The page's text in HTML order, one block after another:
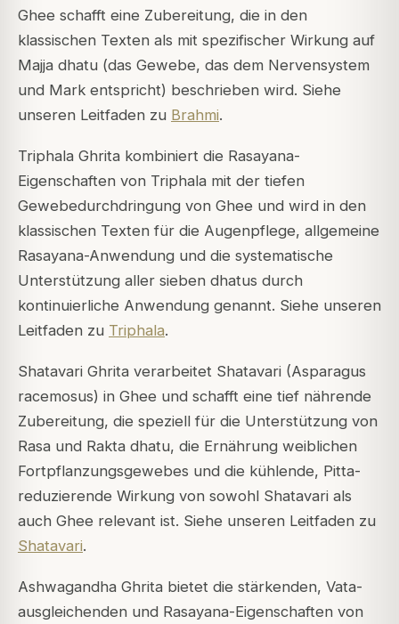
Ghee schafft eine Zubereitung, die in den
klassischen Texten als mit spezifischer Wirkung auf
Majja dhatu (das Gewebe, das dem Nervensystem
und Mark entspricht) beschrieben wird. Siehe
unseren Leitfaden zu Brahmi.
Triphala Ghrita kombiniert die Rasayana-
Eigenschaften von Triphala mit der tiefen
Gewebedurchdringung von Ghee und wird in den
klassischen Texten für die Augenpflege, allgemeine
Rasayana-Anwendung und die systematische
Unterstützung aller sieben dhatus durch
kontinuierliche Anwendung genannt. Siehe unseren
Leitfaden zu Triphala.
Shatavari Ghrita verarbeitet Shatavari (Asparagus
racemosus) in Ghee und schafft eine tief nährende
Zubereitung, die speziell für die Unterstützung von
Rasa und Rakta dhatu, die Ernährung weiblichen
Fortpflanzungsgewebes und die kühlende, Pitta-
reduzierende Wirkung von sowohl Shatavari als
auch Ghee relevant ist. Siehe unseren Leitfaden zu
Shatavari.
Ashwagandha Ghrita bietet die stärkenden, Vata-
ausgleichenden und Rasayana-Eigenschaften von